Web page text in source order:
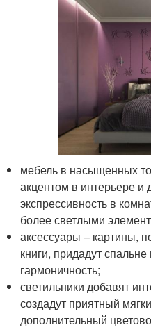
мебель в насыщенных
акцентом в интерьере и
экспрессивность в
более светлыми
аксессуары – картины,
книги, придадут
гармоничность;
светильники добавят
создадут приятный
дополнительный